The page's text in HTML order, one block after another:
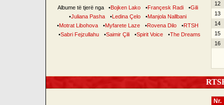
Albume të tjerë nga •Bojken Lako •Françesk Radi •Gili
•Juliana Pasha •Ledina Çelo •Manjola Nallbani
•Motrat Libohova •Myfarete Laze •Rovena Dilo •RTSH
•Sabri Fejzullahu •Saimir Çili •Spirit Voice •The Dreams
12
13
14
15
16
Nr.